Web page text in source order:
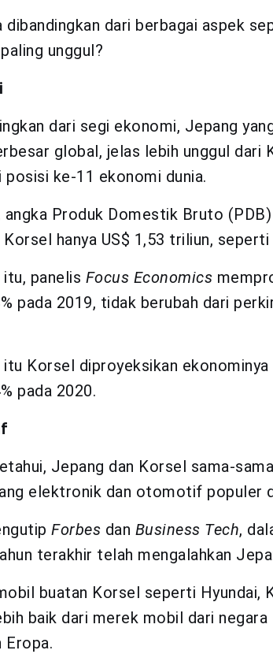
dibandingkan dari berbagai aspek
unggul?
dari segi ekonomi, Jepang
global, jelas lebih unggul dari
posisi ke-11 ekonomi dunia.
angka Produk Domestik Bruto
hanya US$ 1,53 triliun, seperti
panelis Focus Economics
pada 2019, tidak berubah dari
Korsel diproyeksikan ekonominya
pada 2020.
Jepang dan Korsel sama-
elektronik dan otomotif populer
Forbes dan Business Tech,
terakhir telah mengalahkan
buatan Korsel seperti Hyundai,
baik dari merek mobil dari
Eropa.